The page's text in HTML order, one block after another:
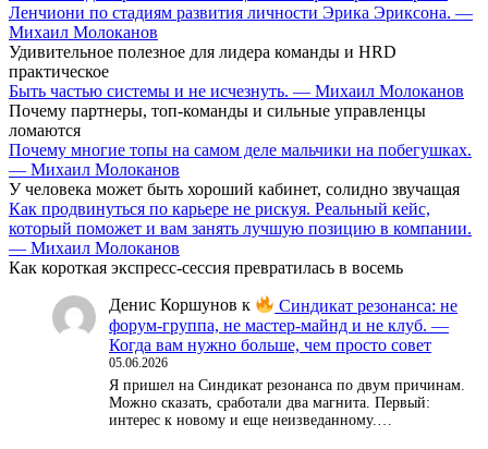
Ленчиони по стадиям развития личности Эрика Эриксона. —
Михаил Молоканов
Удивительное полезное для лидера команды и HRD
практическое
Быть частью системы и не исчезнуть. — Михаил Молоканов
Почему партнеры, топ-команды и сильные управленцы
ломаются
Почему многие топы на самом деле мальчики на побегушках.
— Михаил Молоканов
У человека может быть хороший кабинет, солидно звучащая
Как продвинуться по карьере не рискуя. Реальный кейс,
который поможет и вам занять лучшую позицию в компании.
— Михаил Молоканов
Как короткая экспресс-сессия превратилась в восемь
Денис Коршунов к
Синдикат резонанса: не
форум-группа, не мастер-майнд и не клуб. —
Когда вам нужно больше, чем просто совет
05.06.2026
Я пришел на Синдикат резонанса по двум причинам.
Можно сказать, сработали два магнита. Первый:
интерес к новому и еще неизведанному.…